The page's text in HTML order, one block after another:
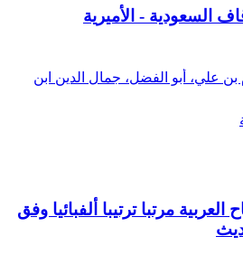
السعودية - الأميرية
علي، أبو الفضل، جمال الدين ابن
صاحب (لسان العرب)
مرتبا ترتيبا ألفبائيا وفق